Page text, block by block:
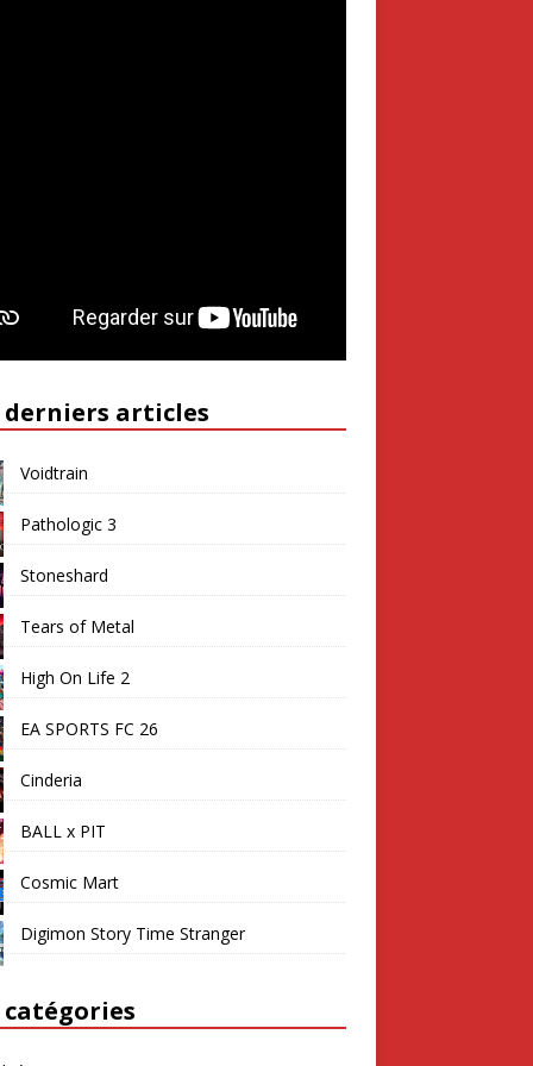
derniers articles
Voidtrain
Pathologic 3
Stoneshard
Tears of Metal
High On Life 2
EA SPORTS FC 26
Cinderia
BALL x PIT
Cosmic Mart
Digimon Story Time Stranger
catégories